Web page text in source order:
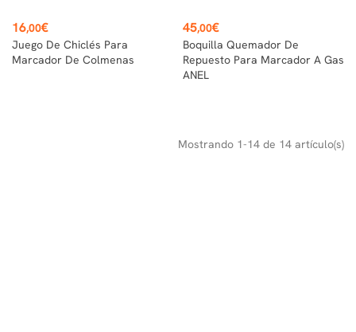
Precio
16,00€
Juego De Chiclés Para
Marcador De Colmenas
Precio
45,00€
Boquilla Quemador De
Repuesto Para Marcador A Gas
ANEL
Mostrando 1-14 de 14 artículo(s)